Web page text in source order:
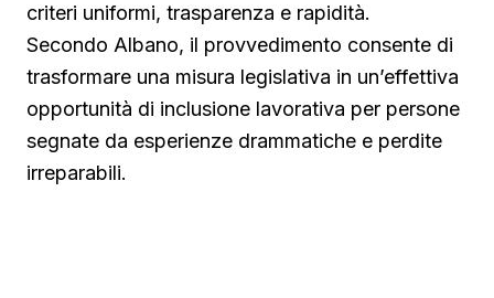
criteri uniformi, trasparenza e rapidità.
Secondo Albano, il provvedimento consente di
trasformare una misura legislativa in un’effettiva
opportunità di inclusione lavorativa per persone
segnate da esperienze drammatiche e perdite
irreparabili.